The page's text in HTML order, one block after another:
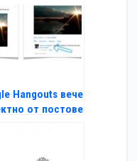
Hangouts вече
от постове